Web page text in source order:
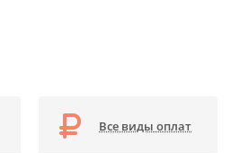
Все виды оплат